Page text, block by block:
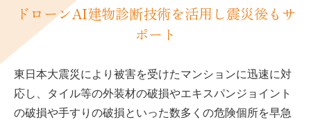
ドローンAI建物診断技術を活用し震災後もサ
ポート
東日本大震災により被害を受けたマンションに迅速に対
応し、タイル等の外装材の破損やエキスパンジョイント
の破損や手すりの破損といった数多くの危険個所を早急